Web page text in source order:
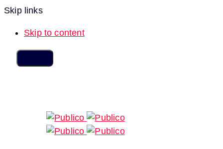
Skip links
Skip to content